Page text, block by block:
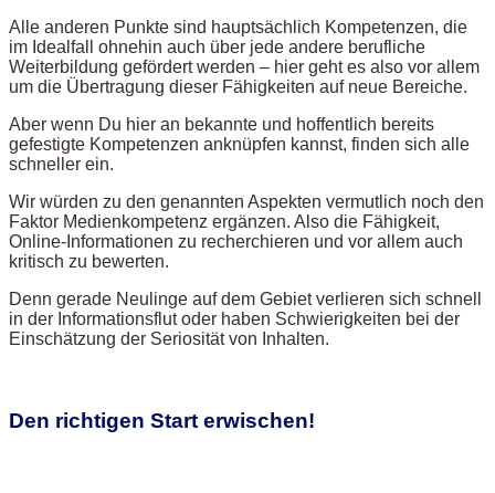
Alle anderen Punkte sind hauptsächlich Kompetenzen, die
im Idealfall ohnehin auch über jede andere berufliche
Weiterbildung gefördert werden – hier geht es also vor allem
um die Übertragung dieser Fähigkeiten auf neue Bereiche.
Aber wenn Du hier an bekannte und hoffentlich bereits
gefestigte Kompetenzen anknüpfen kannst, finden sich alle
schneller ein.
Wir würden zu den genannten Aspekten vermutlich noch den
Faktor Medienkompetenz ergänzen. Also die Fähigkeit,
Online-Informationen zu recherchieren und vor allem auch
kritisch zu bewerten.
Denn gerade Neulinge auf dem Gebiet verlieren sich schnell
in der Informationsflut oder haben Schwierigkeiten bei der
Einschätzung der Seriosität von Inhalten.
Den richtigen Start erwischen!